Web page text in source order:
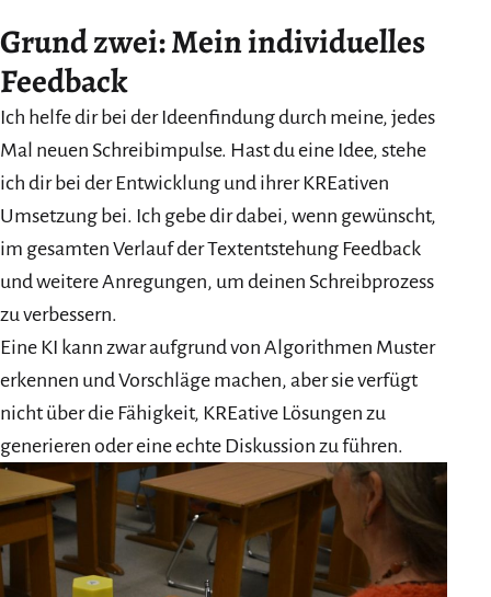
Grund zwei: Mein individuelles
Feedback
Ich helfe dir bei der Ideenfindung durch meine, jedes
Mal neuen Schreibimpulse. Hast du eine Idee, stehe
ich dir bei der Entwicklung und ihrer KREativen
Umsetzung bei. Ich gebe dir dabei, wenn gewünscht,
im gesamten Verlauf der Textentstehung Feedback
und weitere Anregungen, um deinen Schreibprozess
zu verbessern.
Eine KI kann zwar aufgrund von Algorithmen Muster
erkennen und Vorschläge machen, aber sie verfügt
nicht über die Fähigkeit, KREative Lösungen zu
generieren oder eine echte Diskussion zu führen.